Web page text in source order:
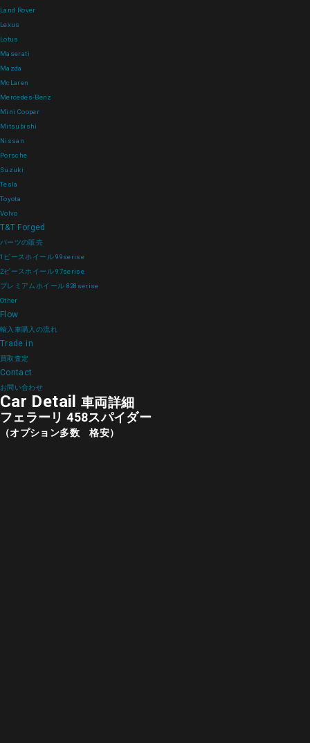
Land Rover
Lexus
Lotus
Maserati
Mazda
McLaren
Mercedes-Benz
Mini Cooper
Mitsubishi
Nissan
Porsche
Suzuki
Tesla
Toyota
Volvo
T&T Forged
パーツの販売
1ピースホイール 99serise
2ピースホイール 97serise
プレミアムホイール 828serise
Other
Flow
輸入車購入の流れ
Trade in
買取査定
Contact
お問い合わせ
Car Detail 車両詳細
フェラーリ 458スパイダー
（オプション多数 格安）